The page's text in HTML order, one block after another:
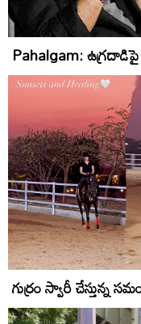
Pahalgam:
గుర్రం స్వారీ